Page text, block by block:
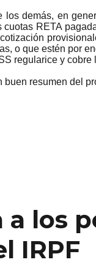
los demás, en
cuotas RETA
o que estén por
regularice y cobre
buen resumen del
los
IRPF